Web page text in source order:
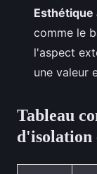
Esthétique
comme le
l'aspect
une valeur
Tableau
d'isolation